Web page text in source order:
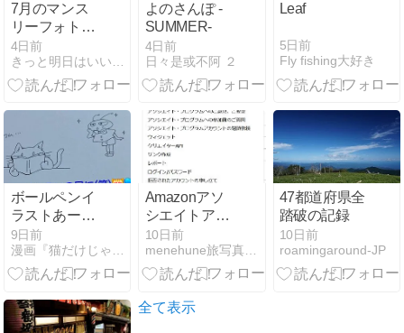
7月のマンス
リーフォトコ
ンテスト
4日前
よのさんぽ -
SUMMER-
4日前
日々是或不阿 ２
Leaf
5日前
Fly fishing大好き
ボールペンイ
ラストあー、
ビックリし
た。。北海道
公演～伝えた
ならスプーン
♪GOATなど
9日前
Amazonアソ
シエイトアカ
ウントが閉鎖
された件の顛
末を書いてお
10日前
47都道府県全
踏破の記録
10日前
roamingaround-JP
全て表示